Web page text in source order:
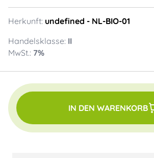
Herkunft: undefined - NL-BIO-01
Handelsklasse: II
MwSt.: 7%
IN DEN WARENKORB